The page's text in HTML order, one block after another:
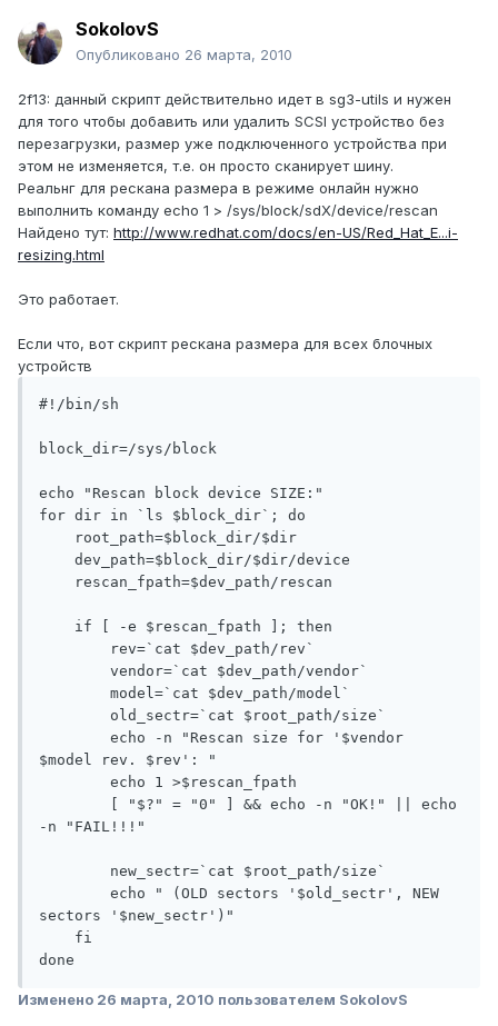
SokolovS
Опубликовано 26 марта, 2010
2f13: данный скрипт действительно идет в sg3-utils и нужен
для того чтобы добавить или удалить SCSI устройство без
перезагрузки, размер уже подключенного устройства при
этом не изменяется, т.е. он просто сканирует шину.
Реальнг для рескана размера в режиме онлайн нужно
выполнить команду echo 1 > /sys/block/sdX/device/rescan
Найдено тут: http://www.redhat.com/docs/en-US/Red_Hat_E...i-
resizing.html
Это работает.
Если что, вот скрипт рескана размера для всех блочных
устройств
#!/bin/sh
block_dir=/sys/block
echo "Rescan block device SIZE:"
for dir in `ls $block_dir`; do
root_path=$block_dir/$dir
dev_path=$block_dir/$dir/device
rescan_fpath=$dev_path/rescan
if [ -e $rescan_fpath ]; then
rev=`cat $dev_path/rev`
vendor=`cat $dev_path/vendor`
model=`cat $dev_path/model`
old_sectr=`cat $root_path/size`
echo -n "Rescan size for '$vendor
$model rev. $rev': "
echo 1 >$rescan_fpath
[ "$?" = "0" ] && echo -n "OK!" || echo
-n "FAIL!!!"
new_sectr=`cat $root_path/size`
echo " (OLD sectors '$old_sectr', NEW
sectors '$new_sectr')"
fi
done
Изменено 26 марта, 2010 пользователем SokolovS